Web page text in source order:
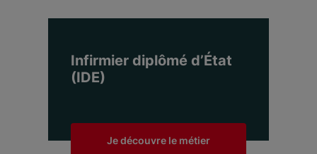
Infirmier diplômé d’État
(IDE)
Je découvre le métier